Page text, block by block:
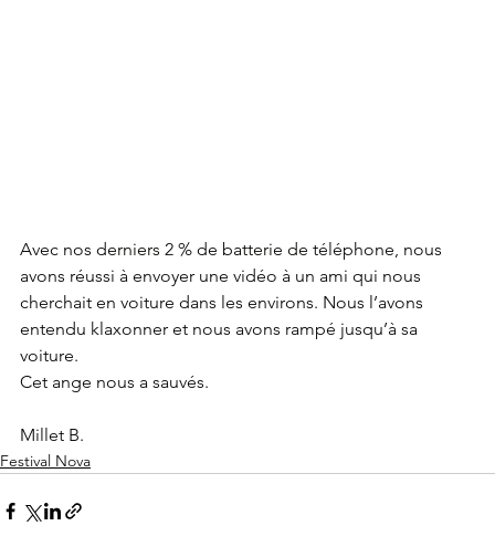
Avec nos derniers 2 % de batterie de téléphone, nous
avons réussi à envoyer une vidéo à un ami qui nous
cherchait en voiture dans les environs. Nous l’avons
entendu klaxonner et nous avons rampé jusqu’à sa
voiture.
Cet ange nous a sauvés.
Millet B.
Festival Nova